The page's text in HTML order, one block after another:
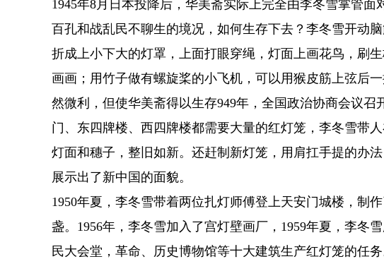
1945年8月日本投降后，华美斋实际上完全由李冬雪掌管面
百孔和战乱民不聊生的境况，如何生存下去？李冬雪开动
折成上小下大的灯罩，上面打眼穿绳，灯面上画花鸟，刷
画画；用竹子做有螺旋桨的小飞机，可以用猴皮筋上弦后
然微利，但使华美斋得以生存949年，全国政治协商会议召
门、东四牌楼、西四牌楼都需要大量的红灯笼，李冬雪带
灯面和穗子，整旧如新。还赶制新灯笼，用肩扛手提的办
展示出了新中国的面貌。
1950年夏，李冬雪带着两位扎灯师傅登上天安门城楼，制
盏。1956年，李冬雪加入了宫灯壁画厂，1959年夏，李冬
民大会堂，革命、历史博物馆等十大建筑生产红灯笼的任